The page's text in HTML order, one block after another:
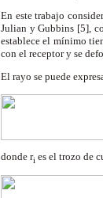
En este trabajo
Julian y Gubbins [5],
establece el mínimo
con el receptor y se
El rayo se puede
donde ri es el trozo de